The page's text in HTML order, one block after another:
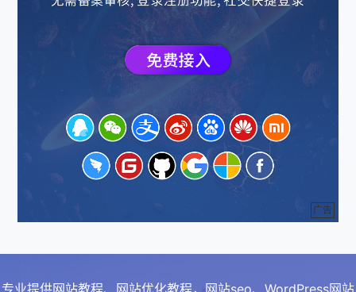
广告
专业提供网站教程、网站优化教程，网站seo、WordPress网站